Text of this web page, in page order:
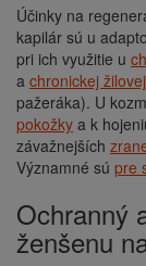
Účinky na
kapilár sú u
pri ich využitie u
a chronickej
pažeráka). U
pokožky a k
závažnejších
Významné sú pre
Ochranný a regeneračný účinok
ženšenu